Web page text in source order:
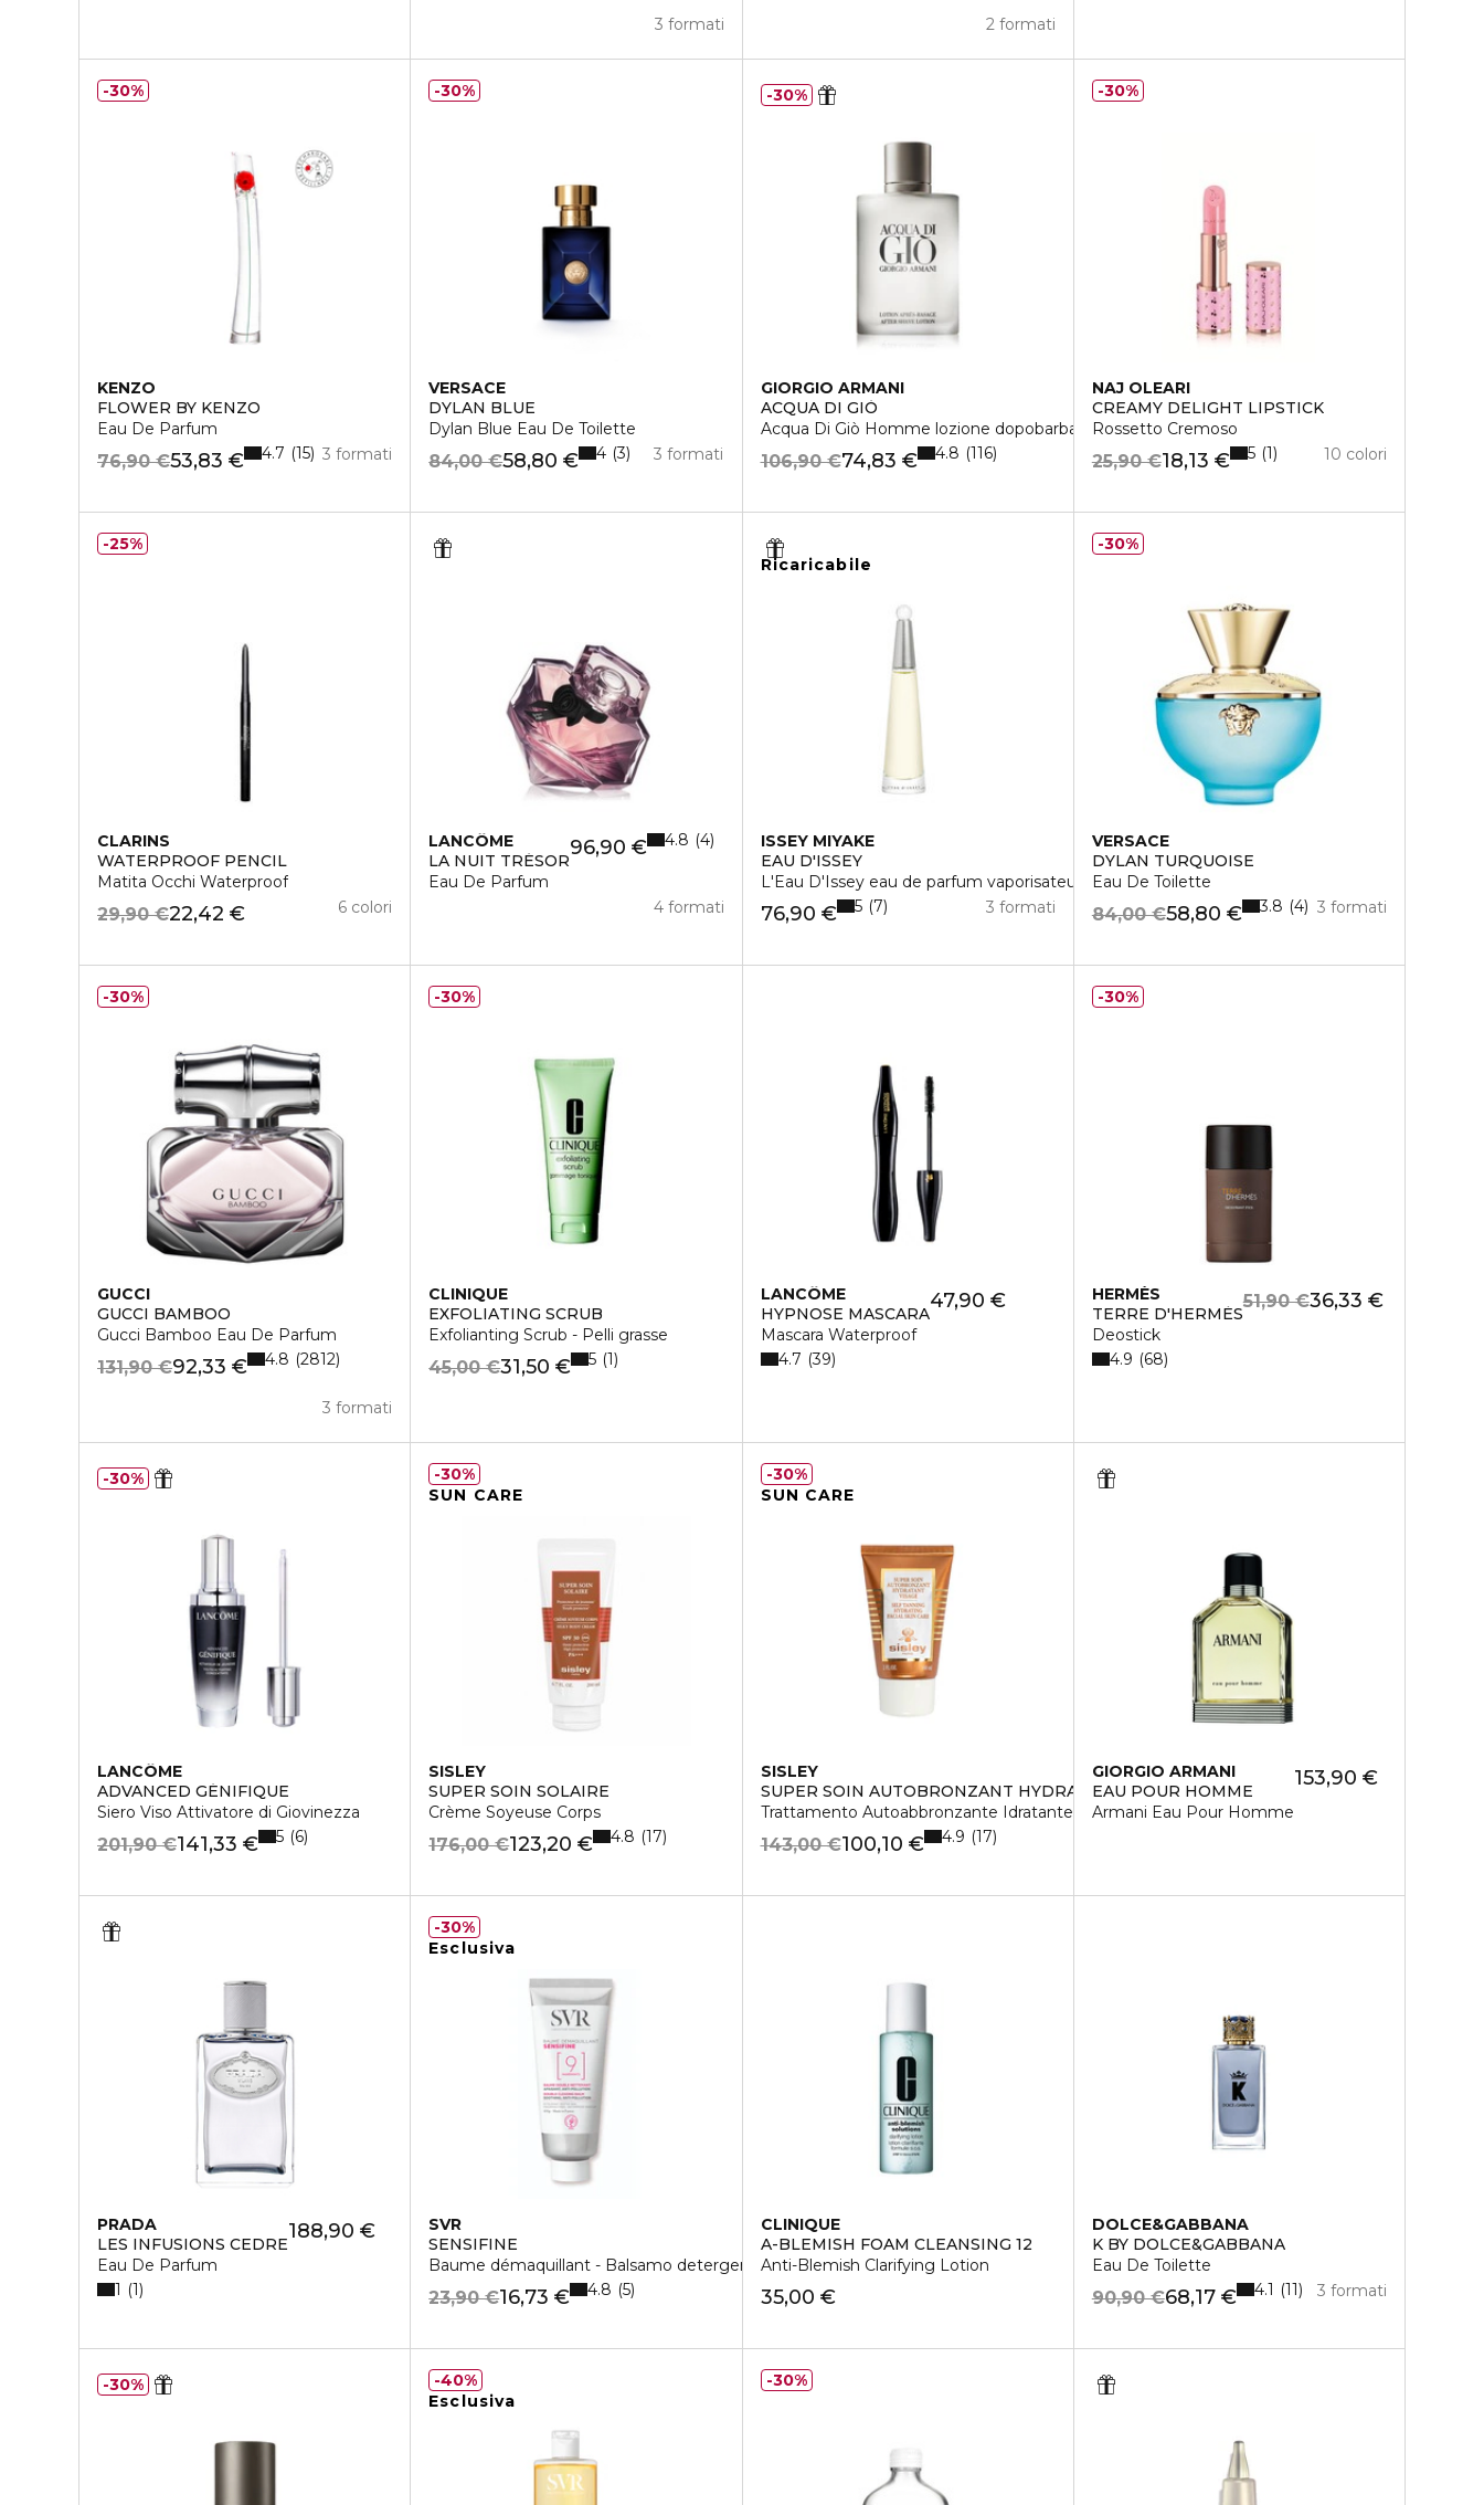
3 formati 2 formati
KENZO
FLOWER BY KENZO
Eau De Parfum
53,83 €
76,90 € 3 formati
4.7 15
30%
VERSACE
DYLAN BLUE
Dylan Blue Eau De Toilette
58,80 €
84,00 € 3 formati
4 3
30%
GIORGIO ARMANI
ACQUA DI GIÒ
Acqua Di Giò Homme lozione dopobarba
74,83 €
106,90 € 4.8 116
30%
NAJ OLEARI
CREAMY DELIGHT LIPSTICK
Rossetto Cremoso
18,13 €
25,90 € 10 colori
5 1
30%
CLARINS
WATERPROOF PENCIL
Matita Occhi Waterproof
22,42 €
29,90 € 6 colori
25%
LANCÔME
LA NUIT TRÉSOR
Eau De Parfum
96,90 €
4 formati
4.8 4
Ricaricabile
ISSEY MIYAKE
EAU D'ISSEY
L'Eau D'Issey eau de parfum vaporisateur rechargeable
76,90 € 3 formati
5 7
VERSACE
DYLAN TURQUOISE
Eau De Toilette
58,80 €
84,00 € 3 formati
3.8 4
30%
GUCCI
GUCCI BAMBOO
Gucci Bamboo Eau De Parfum
92,33 €
131,90 €
3 formati
4.8 2812
30%
CLINIQUE
EXFOLIATING SCRUB
Exfolianting Scrub - Pelli grasse
31,50 €
45,00 € 5 1
30%
LANCÔME
HYPNOSE MASCARA
Mascara Waterproof
47,90 €
4.7 39
HERMÈS
TERRE D'HERMÈS
Deostick
36,33 €
51,90 €
4.9 68
30%
LANCÔME
ADVANCED GÉNIFIQUE
Siero Viso Attivatore di Giovinezza
141,33 €
201,90 € 5 6
30%
SUN CARE
SISLEY
SUPER SOIN SOLAIRE
Crème Soyeuse Corps
123,20 €
176,00 € 4.8 17
30%
SUN CARE
SISLEY
SUPER SOIN AUTOBRONZANT HYDRATANT VISAGE
Trattamento Autoabbronzante Idratante Viso
100,10 €
143,00 € 4.9 17
30%
GIORGIO ARMANI
EAU POUR HOMME
Armani Eau Pour Homme
153,90 €
PRADA
LES INFUSIONS CEDRE
Eau De Parfum
188,90 €
1 1
Esclusiva
SVR
SENSIFINE
Baume démaquillant - Balsamo detergente doppia azione emolliente anti-inquinamento
16,73 €
23,90 € 4.8 5
30%
CLINIQUE
A-BLEMISH FOAM CLEANSING 12
Anti-Blemish Clarifying Lotion
35,00 €
DOLCE&GABBANA
K BY DOLCE&GABBANA
Eau De Toilette
68,17 €
90,90 € 3 formati
4.1 11
30%
Esclusiva
40% 30%